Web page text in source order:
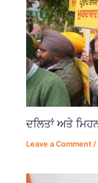
ਦਲਿਤਾਂ ਅਤੇ
Leave a Comment /